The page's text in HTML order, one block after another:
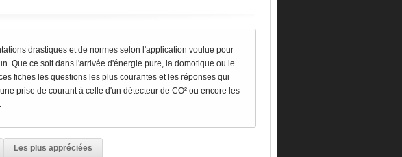
drastiques et de normes selon l'application voulue pour
Que ce soit dans l'arrivée d'énergie pure, la domotique ou le
fiches les questions les plus courantes et les réponses qui
prise de courant à celle d'un détecteur de CO² ou encore les
Les plus appréciées